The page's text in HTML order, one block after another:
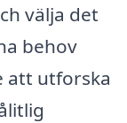
välja det
behov
att utforska